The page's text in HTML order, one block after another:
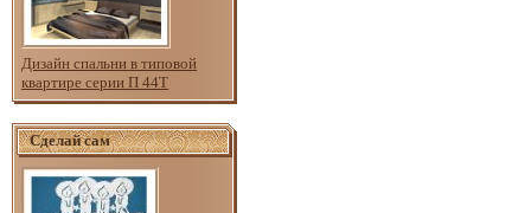
Дизайн спальни в типовой
квартире серии П 44Т
Сделай сам